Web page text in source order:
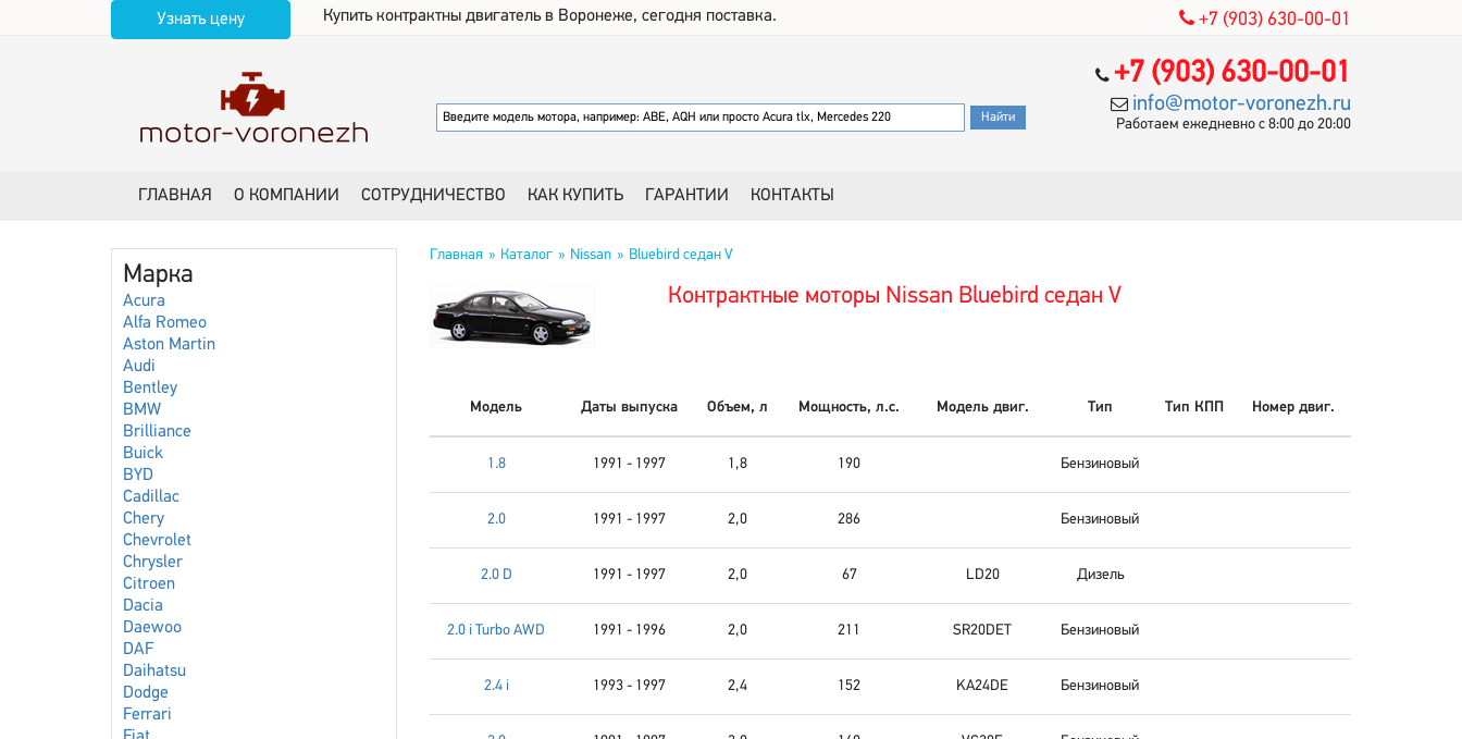
Узнать цену Купить контрактны двигатель в Воронеже, сегодня поставка. +7 (903) 630-00-01
+7 (903) 630-00-01
info@motor-voronezh.ru
Работаем ежедневно с 8:00 до 20:00
ГЛАВНАЯ О КОМПАНИИ СОТРУДНИЧЕСТВО КАК КУПИТЬ ГАРАНТИИ КОНТАКТЫ
Марка
Acura
Alfa Romeo
Aston Martin
Audi
Bentley
BMW
Brilliance
Buick
BYD
Cadillac
Chery
Chevrolet
Chrysler
Citroen
Dacia
Daewoo
DAF
Daihatsu
Dodge
Ferrari
Главная Каталог Nissan Bluebird седан V
Контрактные моторы Nissan Bluebird седан V
Модель Даты выпуска Объем, л Мощность, л.с. Модель двиг. Тип Тип КПП Номер двиг.
1.8 1991 - 1997 1,8 190 Бензиновый
2.0 1991 - 1997 2,0 286 Бензиновый
2.0 D 1991 - 1997 2,0 67 LD20 Дизель
2.0 i Turbo AWD 1991 - 1996 2,0 211 SR20DET Бензиновый
2.4 i 1993 - 1997 2,4 152 KA24DE Бензиновый